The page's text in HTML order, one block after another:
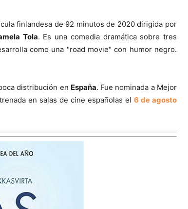
finlandesa de 92 minutos de 2020 dirigida por
Tola. Es una comedia dramática sobre tres
como una "road movie" con humor negro.
distribución en España. Fue nominada a Mejor
en salas de cine españolas el 6 de agosto